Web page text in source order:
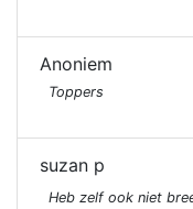
Anoniem
Toppers
suzan p
Heb zelf ook niet